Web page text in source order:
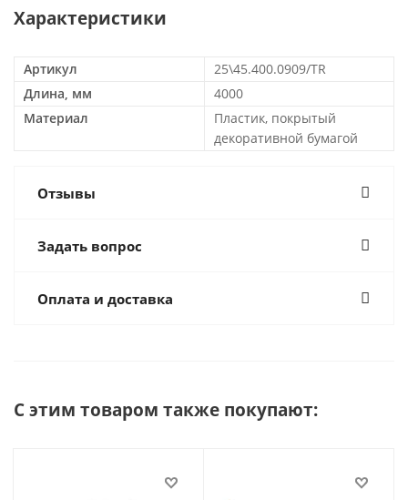
Характеристики
Артикул
25\45.400.0909/TR
Длина, мм
4000
Материал
Пластик, покрытый
декоративной бумагой
Отзывы
Задать вопрос
Оплата и доставка
С этим товаром также покупают: